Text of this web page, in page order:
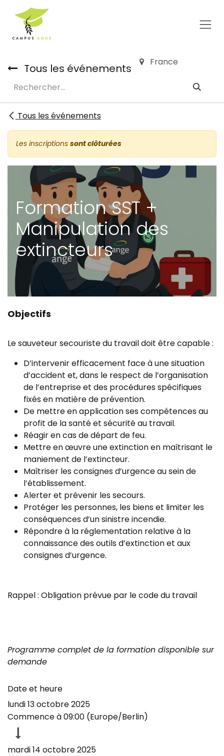
Se rendre au contenu
Tous les événements France
Tous les événements
Les inscriptions sont clôturées
Formation SST +
Manipulation des
extincteurs
Objectifs
Le sauveteur secouriste du travail doit être capable :
D’intervenir efficacement face à une situation
d’accident et, dans le respect de l’organisation
de l’entreprise et des procédures spécifiques
fixés en matière de prévention.
De mettre en application ses compétences au
profit de la santé et sécurité au travail.
Réagir en cas de départ de feu.
Mettre en œuvre une extinction en maîtrisant le
maniement de l’extincteur.
Maîtriser les consignes d’urgence au sein de
l’établissement.
Alerter et prévenir les secours.
Protéger les personnes, les biens et limiter les
conséquences d’un sinistre incendie.
Répondre à la réglementation relative à la
connaissance des outils d’extinction et aux
consignes d’urgence.
Rappel : Obligation prévue par le code du travail
Programme complet de la formation disponible sur
demande
Date et heure
lundi 13 octobre 2025
Commence à09:00 (Europe/Berlin)
mardi 14 octobre 2025